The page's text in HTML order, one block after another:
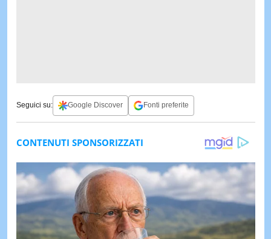
Seguici su: Google Discover Fonti preferite